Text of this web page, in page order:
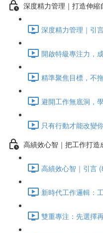
深度精力管理｜打造伸
深度精力管理｜引
開啟特級專注力，
精準聚焦目標，不
避開工作無底洞，
只有行動才能改變
高績效心智｜把工作打
高績效心智｜引言
新時代工作邏輯：
雙重專注：先選擇